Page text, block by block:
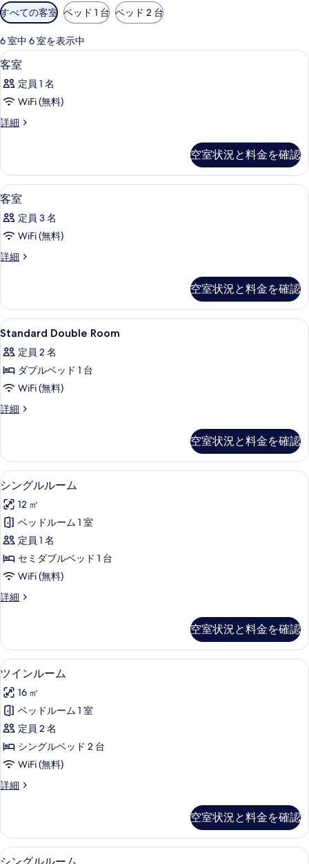
利
用
可
能
な
客
室
の
絞
み
条
件
すべての客室 ベッド 1 台 ベッド 2 台
6 室中 6 室を表示中
客
室
の
べ
の
写
真
を
表
示
5
客室
定員 1 名
WiFi (無料)
詳細
客
細
空室状況と料金を確認
客
室
の
べ
の
写
真
を
表
示
す
1
客室
定員 3 名
WiFi (無料)
詳細
客
細
空室状況と料金を確認
Standard
Double
Room
の
す
べ
写
真
を
表
示
す
る
1
Standard Double Room
定員 2 名
ダブルベッド 1 台
WiFi (無料)
詳細
Standard
詳
細
空室状況と料金を確認
シ
ン
グ
ル
ル
ー
の
べ
て
の
写
真
を
表
示
す
シングルルーム | デスク、WiFi (無料)
6
シングルルーム
12 ㎡
ベッドルーム 1 室
定員 1 名
セミダブルベッド 1 台
WiFi (無料)
詳細
シ
ル
ー
ム
詳
細
空室状況と料金を確認
ツ
イ
ン
ル
ー
ム
す
て
の
6
ツインルーム
16 ㎡
ベッドルーム 1 室
定員 2 名
シングルベッド 2 台
WiFi (無料)
詳細
ツ
ー
ム
の
空室状況と料金を確認
シ
シングルルーム | デスク、WiFi (無料)
4